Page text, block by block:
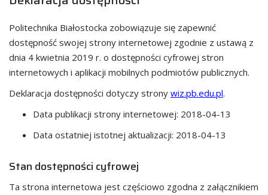
Politechnika Białostocka zobowiązuje się zapewnić
dostępność swojej strony internetowej zgodnie z ustawą z
dnia 4 kwietnia 2019 r. o dostępności cyfrowej stron
internetowych i aplikacji mobilnych podmiotów publicznych.
Deklaracja dostępności dotyczy strony wiz.pb.edu.pl.
Data publikacji strony internetowej: 2018-04-13
Data ostatniej istotnej aktualizacji: 2018-04-13
Stan dostępności cyfrowej
Ta strona internetowa jest częściowo zgodna z załącznikiem